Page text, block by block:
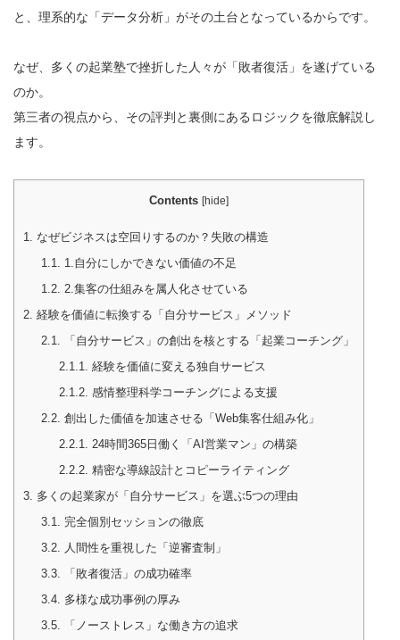
と、理系的な「データ分析」がその土台となっているからです。
なぜ、多くの起業塾で挫折した人々が「敗者復活」を遂げている
のか。
第三者の視点から、その評判と裏側にあるロジックを徹底解説し
ます。
Contents [hide]
1. なぜビジネスは空回りするのか？失敗の構造
1.1. 1.自分にしかできない価値の不足
1.2. 2.集客の仕組みを属人化させている
2. 経験を価値に転換する「自分サービス」メソッド
2.1. 「自分サービス」の創出を核とする「起業コーチング」
2.1.1. 経験を価値に変える独自サービス
2.1.2. 感情整理科学コーチングによる支援
2.2. 創出した価値を加速させる「Web集客仕組み化」
2.2.1. 24時間365日働く「AI営業マン」の構築
2.2.2. 精密な導線設計とコピーライティング
3. 多くの起業家が「自分サービス」を選ぶ5つの理由
3.1. 完全個別セッションの徹底
3.2. 人間性を重視した「逆審査制」
3.3. 「敗者復活」の成功確率
3.4. 多様な成功事例の厚み
3.5. 「ノーストレス」な働き方の追求